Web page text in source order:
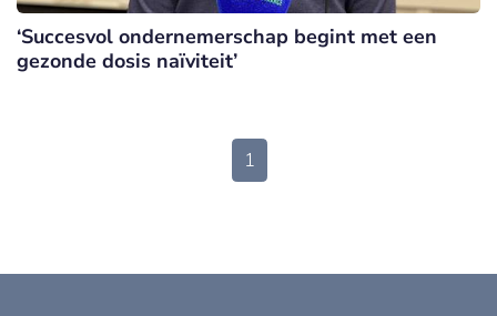
‘Succesvol ondernemerschap begint met een
gezonde dosis naïviteit’
1